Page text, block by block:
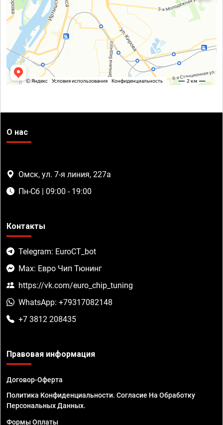
О нас
Омск, ул. 7-я линия, 227а
Пн-Сб | 09:00 - 19:00
Контакты
Telegram: EuroCT_bot
Max: Евро Чип Тюнинг
https://vk.com/euro_chip_tuning
WhatsApp: +79317082148
+7 3812 208435
Правовая информация
Договор-Оферта
Политика Конфиденциальности. Согласие На Обработку
Персональных Данных.
Формы Оплаты